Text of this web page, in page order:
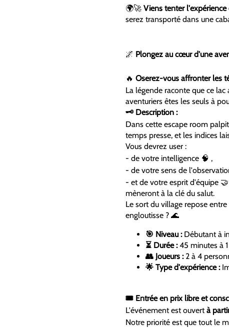
🌍🚀 Viens tenter
serez transporté dans une
🌌 Plongez au cœur d'une
🔥 Oserez-vous affronter les
La légende raconte que ce
aventuriers êtes les seuls à
🗝️ Description :
Dans cette escape room
temps presse, et les indices
Vous devrez user :
- de votre intelligence 🧠 ,
- de votre sens de
- et de votre esprit d'équipe
mèneront à la clé du salut.
Le sort du village repose
engloutisse ? 🌊
🎯 Niveau :Débutant à
⏳ Durée :45 minutes à
👥 Joueurs :2 à 4
🌟 Type d'expérience :
🎟 Entrée en prix libre et
L'événement est ouvertà
Notre priorité est que tout le